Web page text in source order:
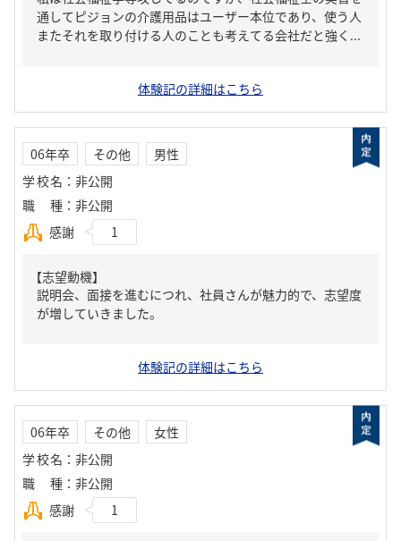
通してピジョンの介護用品はユーザー本位であり、使う人
またそれを取り付ける人のことも考えてる会社だと強く...
体験記の詳細はこちら
06年卒 その他
男性
学校名 ： 非公開
職種 ： 非公開
感謝
1
【志望動機】
説明会、面接を進むにつれ、社員さんが魅力的で、志望度
が増していきました。
体験記の詳細はこちら
06年卒 その他
女性
学校名 ： 非公開
職種 ： 非公開
感謝
1